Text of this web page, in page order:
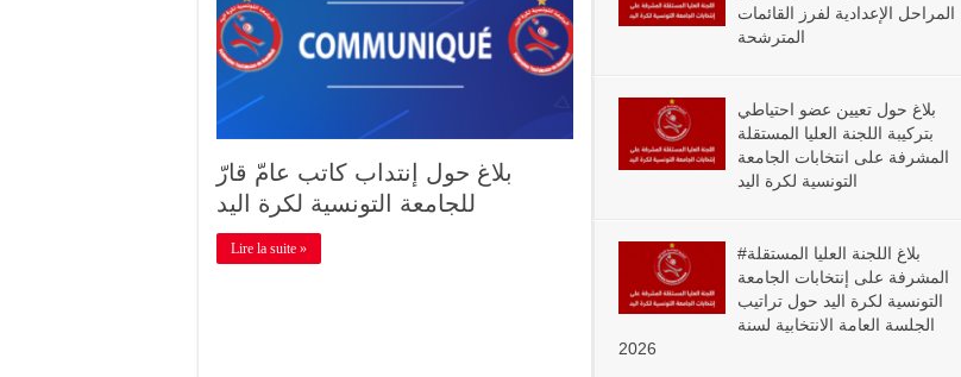
بلاغ حول إنتداب كاتب عامّ قارّ
للجامعة التونسية لكرة اليد
Lire la suite »
المراحل الإعدادية لفرز القائمات
المترشحة
بلاغ حول تعيين عضو احتياطي
بتركيبة اللجنة العليا المستقلة
المشرفة على انتخابات الجامعة
التونسية لكرة اليد
#بلاغ اللجنة العليا المستقلة
المشرفة على إنتخابات الجامعة
التونسية لكرة اليد حول تراتيب
الجلسة العامة الانتخابية لسنة
2026